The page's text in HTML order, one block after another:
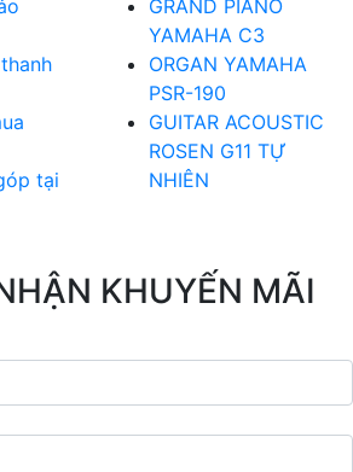
tại
GRAND PIANO
YAMAHA C3
ORGAN YAMAHA
PSR-190
GUITAR ACOUSTIC
ROSEN G11 TỰ
NHIÊN
KHUYẾN MÃI